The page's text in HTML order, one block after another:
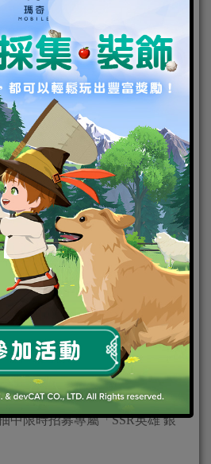
強之男》繁中版S級英雄 「流
」強大技能再次釋出！
》「流水岩碎拳一代宗師 銀
限時展開！
銀牙」限時招募
05:00 – 2020.09.19 05:00
期間使用限時招募券參與「限
中限時招募專屬「SSR英雄 銀